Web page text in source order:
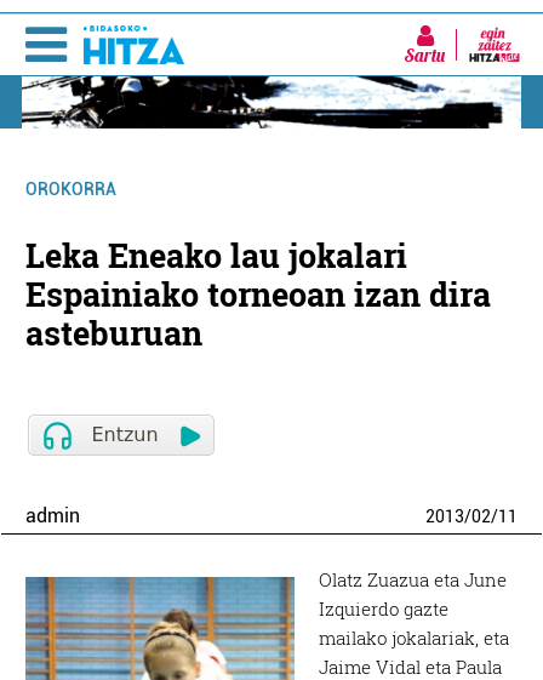
Sartu
OROKORRA
Leka Eneako lau jokalari
Espainiako torneoan izan dira
asteburuan
admin 2013/02/11
Olatz Zuazua eta June
Izquierdo gazte
mailako jokalariak, eta
Jaime Vidal eta Paula